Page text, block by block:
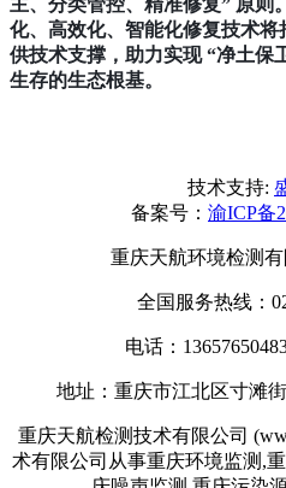
主、分类管控、精准修复” 原则
化、高效化、智能化修复技术
供技术支撑，助力实现 “净土保
生存的生态根基。
技术支持:
备案号： 渝ICP备
重庆天航环境检测
全国服务热线：
电话：
地址：重庆市江北区寸滩
重庆天航检测技术有限公司
术有限公司从事重庆环境监测,